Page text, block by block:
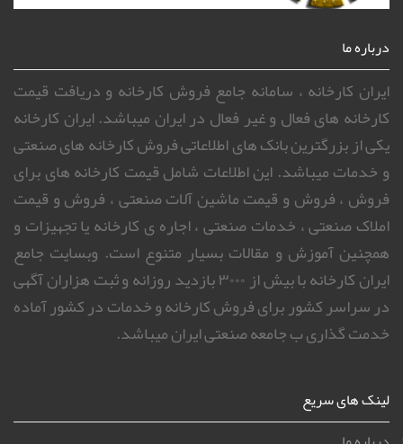
درباره ما
ایران کارخانه ، سامانه جامع فروش کارخانه و دریافت قیمت
کارخانه های فعال و غیر فعال در ایران میباشد. ایران کارخانه
یکی از بزرگترین بانک های اطلاعاتی فروش کارخانه های صنعتی
و خدمات میباشد. این اطلاعات شامل قیمت کارخانه های برای
فروش ، فروش و قیمت ماشین آلات صنعتی ، فروش و قیمت
املاک صنعتی ، خدمات صنعتی ، اجاره ی کارخانه یا تجهیزات و
همچنین آموزش و مقالات بسیار متنوع است. وبسایت جامع
ایران کارخانه با بیش از ۳۰۰۰ بازدید روزانه و ثبت هزاران آگهی
در سراسر کشور برای فروش کارخانه و خدمات در کشور آماده
خدمت گذاری ب جامعه صنعتی ایران میباشد.
لینک های سریع